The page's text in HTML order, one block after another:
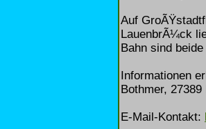
Auf
LauenbrÃ¼ck
Bahn sind
Informationen
Bothmer,
E-Mail-Kontakt: